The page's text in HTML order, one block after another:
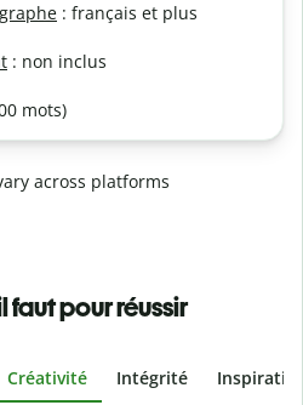
: français et plus
: non inclus
mots)
across platforms
faut pour réussir
Créativité Intégrité